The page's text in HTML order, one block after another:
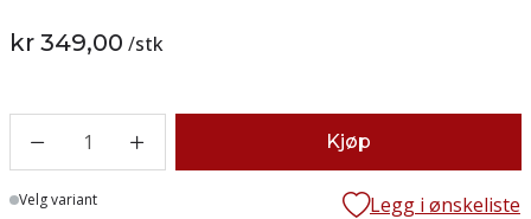
kr 349,00 /stk
1 Kjøp
Lager
Velg variant Legg i ønskeliste